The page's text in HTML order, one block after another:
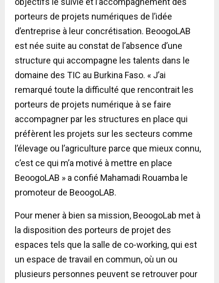
porteurs de projets numériques de l’idée
d’entreprise à leur concrétisation. BeoogoLAB
est née suite au constat de l’absence d’une
structure qui accompagne les talents dans le
domaine des TIC au Burkina Faso. « J’ai
remarqué toute la difficulté que rencontrait les
porteurs de projets numérique à se faire
accompagner par les structures en place qui
préfèrent les projets sur les secteurs comme
l’élevage ou l’agriculture parce que mieux connu,
c’est ce qui m’a motivé à mettre en place
BeoogoLAB » a confié Mahamadi Rouamba le
promoteur de BeoogoLAB.
Pour mener à bien sa mission, BeoogoLab met à
la disposition des porteurs de projet des
espaces tels que la salle de co-working, qui est
un espace de travail en commun, où un ou
plusieurs personnes peuvent se retrouver pour